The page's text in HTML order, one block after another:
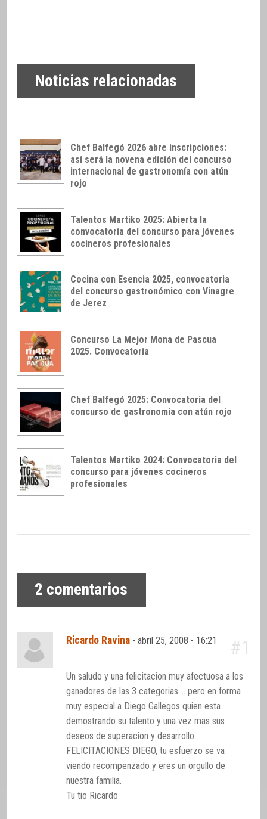
Noticias relacionadas
Chef Balfegó 2026 abre inscripciones:
así será la novena edición del concurso
internacional de gastronomía con atún
rojo
Talentos Martiko 2025: Abierta la
convocatoria del concurso para jóvenes
cocineros profesionales
Cocina con Esencia 2025, convocatoria
del concurso gastronómico con Vinagre
de Jerez
Concurso La Mejor Mona de Pascua
2025. Convocatoria
Chef Balfegó 2025: Convocatoria del
concurso de gastronomía con atún rojo
Talentos Martiko 2024: Convocatoria del
concurso para jóvenes cocineros
profesionales
2 comentarios
Ricardo Ravina -abril 25, 2008 - 16:21 #1
Un saludo y una felicitacion muy afectuosa a los
ganadores de las 3 categorias…. pero en forma
muy especial a Diego Gallegos quien esta
demostrando su talento y una vez mas sus
deseos de superacion y desarrollo.
FELICITACIONES DIEGO, tu esfuerzo se va
viendo recompenzado y eres un orgullo de
nuestra familia.
Tu tio Ricardo